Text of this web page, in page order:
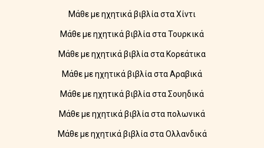
Μάθε με ηχητικά βιβλία στα Χίντι
Μάθε με ηχητικά βιβλία στα Τουρκικά
Μάθε με ηχητικά βιβλία στα Κορεάτικα
Μάθε με ηχητικά βιβλία στα Αραβικά
Μάθε με ηχητικά βιβλία στα Σουηδικά
Μάθε με ηχητικά βιβλία στα πολωνικά
Μάθε με ηχητικά βιβλία στα Ολλανδικά